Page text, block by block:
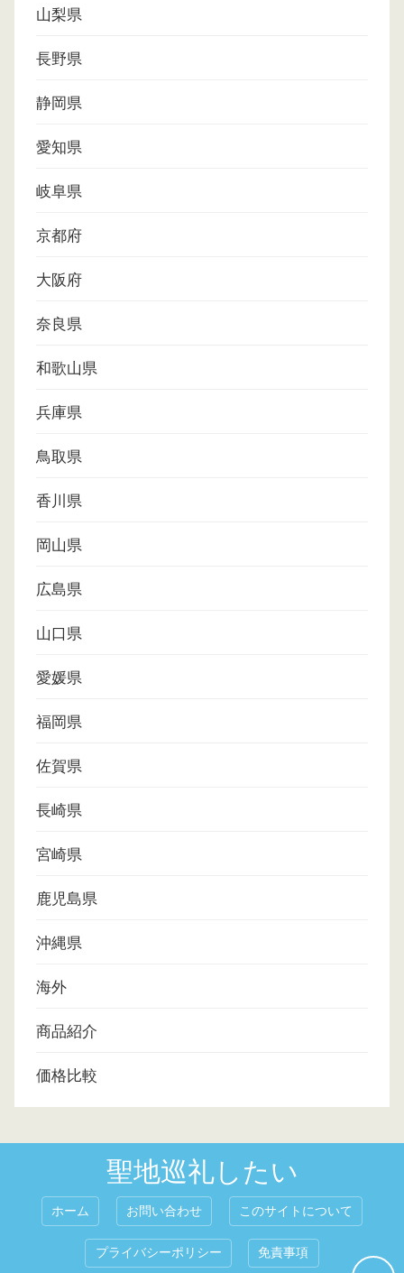
山梨県
長野県
静岡県
愛知県
岐阜県
京都府
大阪府
奈良県
和歌山県
兵庫県
鳥取県
香川県
岡山県
広島県
山口県
愛媛県
福岡県
佐賀県
長崎県
宮崎県
鹿児島県
沖縄県
海外
商品紹介
価格比較
聖地巡礼したい
ホーム お問い合わせ このサイトについて
プライバシーポリシー 免責事項